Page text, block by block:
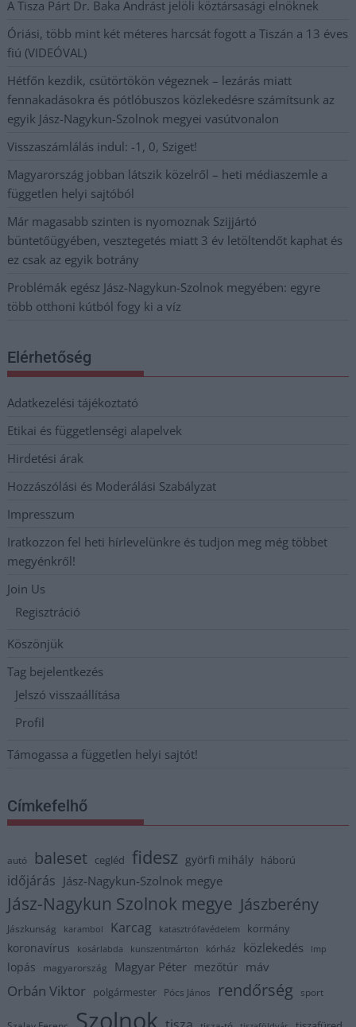
A Tisza Párt Dr. Baka Andrást jelöli köztársasági elnöknek
Óriási, több mint két méteres harcsát fogott a Tiszán a 13 éves
fiú (VIDEÓVAL)
Hétfőn kezdik, csütörtökön végeznek – lezárás miatt
fennakadásokra és pótlóbuszos közlekedésre számítsunk az
egyik Jász-Nagykun-Szolnok megyei vasútvonalon
Visszaszámlálás indul: -1, 0, Sziget!
Magyarország jobban látszik közelről – heti médiaszemle a
független helyi sajtóból
Már magasabb szinten is nyomoznak Szijjártó
büntetőügyében, vesztegetés miatt 3 év letöltendőt kaphat és
ez csak az egyik botrány
Problémák egész Jász-Nagykun-Szolnok megyében: egyre
több otthoni kútból fogy ki a víz
Elérhetőség
Adatkezelési tájékoztató
Etikai és függetlenségi alapelvek
Hirdetési árak
Hozzászólási és Moderálási Szabályzat
Impresszum
Iratkozzon fel heti hírlevelünkre és tudjon meg még többet
megyénkről!
Join Us
Regisztráció
Köszönjük
Tag bejelentkezés
Jelszó visszaállítása
Profil
Támogassa a független helyi sajtót!
Címkefelhő
autó baleset cegléd fidesz györfi mihály háború
időjárás Jász-Nagykun-Szolnok megye
Jász-Nagykun Szolnok megye Jászberény
Jászkunság karambol Karcag katasztrófavédelem kormány
koronavírus kosárlabda kunszentmárton kórház közlekedés lmp
lopás magyarország Magyar Péter mezőtúr máv
Orbán Viktor polgármester Pócs János rendőrség sport
Szolnok